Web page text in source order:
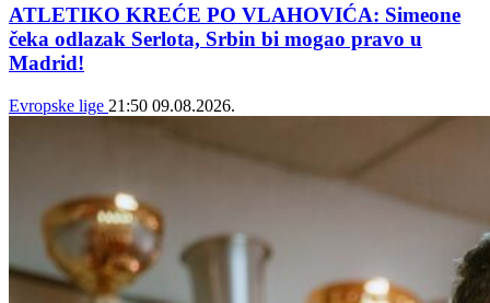
ATLETIKO KREĆE PO VLAHOVIĆA: Simeone
čeka odlazak Serlota, Srbin bi mogao pravo u
Madrid!
Evropske lige 21:50 09.08.2026.